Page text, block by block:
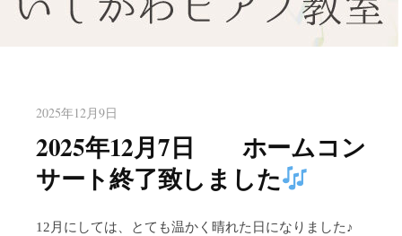
2025年12月9日
2025年12月7日 ホームコン
サート終了致しました
12月にしては、とても温かく晴れた日になりました♪